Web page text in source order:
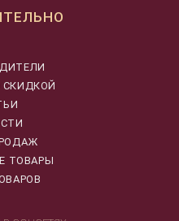
СКИДКОЙ
ТОВАРЫ